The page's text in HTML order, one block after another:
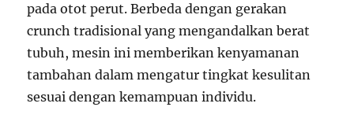
pada otot perut. Berbeda dengan gerakan
crunch tradisional yang mengandalkan berat
tubuh, mesin ini memberikan kenyamanan
tambahan dalam mengatur tingkat kesulitan
sesuai dengan kemampuan individu.